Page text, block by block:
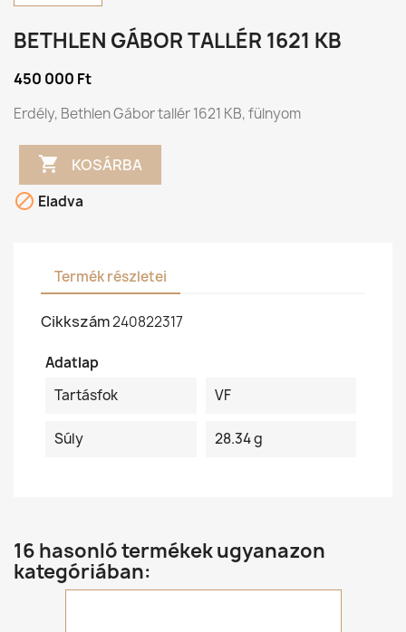
BETHLEN GÁBOR TALLÉR 1621 KB
450 000 Ft
Erdély, Bethlen Gábor tallér 1621 KB, fülnyom
 KOSÁRBA
 Eladva
Termék részletei
Cikkszám240822317
Adatlap
Tartásfok
VF
Súly 28.34 g
16 hasonló termékek ugyanazon
kategóriában: